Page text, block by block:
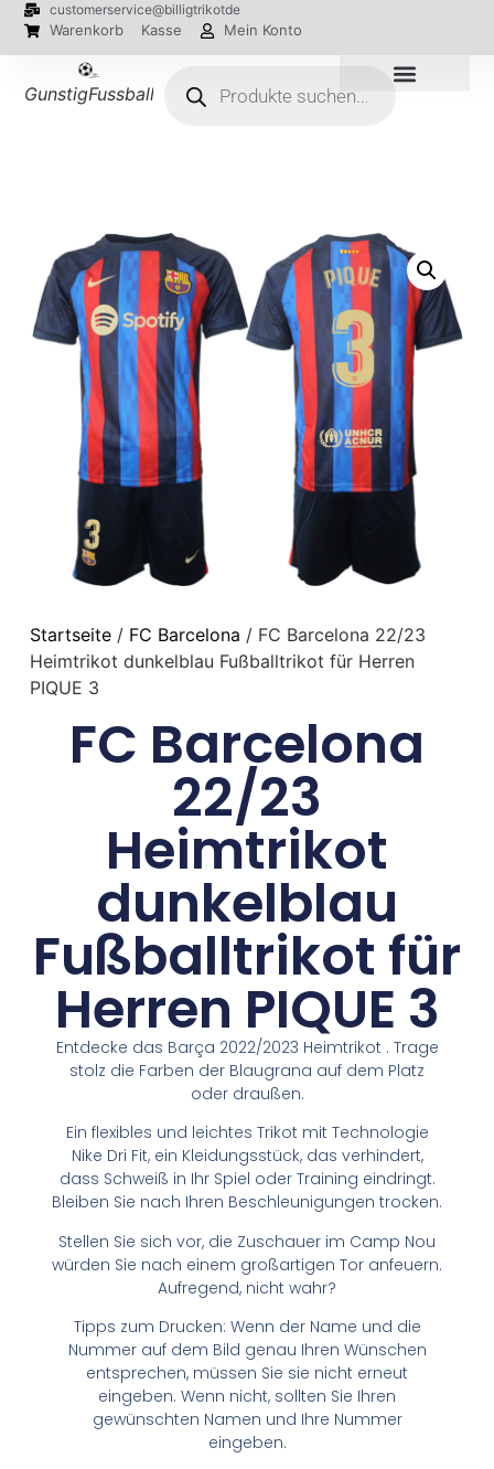
customerservice@billigtrikotde
Warenkorb Kasse Mein Konto
GunstigFussballTrikot
Startseite/ FC Barcelona / FC Barcelona 22/23
Heimtrikot dunkelblau Fußballtrikot für Herren
PIQUE 3
FC Barcelona
22/23
Heimtrikot
dunkelblau
Fußballtrikot für
Herren PIQUE 3
Entdecke das Barça 2022/2023 Heimtrikot . Trage
stolz die Farben der Blaugrana auf dem Platz
oder draußen.
Ein flexibles und leichtes Trikot mit Technologie
Nike Dri Fit, ein Kleidungsstück, das verhindert,
dass Schweiß in Ihr Spiel oder Training eindringt.
Bleiben Sie nach Ihren Beschleunigungen trocken.
Stellen Sie sich vor, die Zuschauer im Camp Nou
würden Sie nach einem großartigen Tor anfeuern.
Aufregend, nicht wahr?
Tipps zum Drucken: Wenn der Name und die
Nummer auf dem Bild genau Ihren Wünschen
entsprechen, müssen Sie sie nicht erneut
eingeben. Wenn nicht, sollten Sie Ihren
gewünschten Namen und Ihre Nummer
eingeben.